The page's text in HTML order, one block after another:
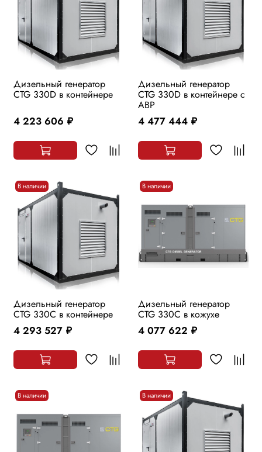
Дизельный генератор
CTG 330D в контейнере
4 223 606 руб.
Дизельный генератор
CTG 330D в контейнере с
АВР
4 477 444 руб.
В наличии
Дизельный генератор
CTG 330C в контейнере
4 293 527 руб.
В наличии
Дизельный генератор
CTG 330C в кожухе
4 077 622 руб.
В наличии В наличии